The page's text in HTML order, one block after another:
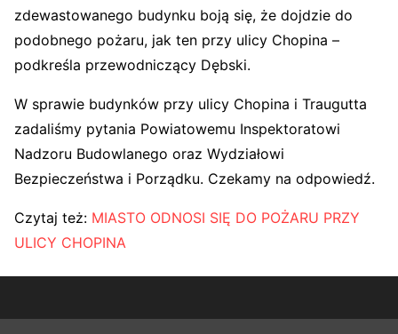
zdewastowanego budynku boją się, że dojdzie do
podobnego pożaru, jak ten przy ulicy Chopina –
podkreśla przewodniczący Dębski.
W sprawie budynków przy ulicy Chopina i Traugutta
zadaliśmy pytania Powiatowemu Inspektoratowi
Nadzoru Budowlanego oraz Wydziałowi
Bezpieczeństwa i Porządku. Czekamy na odpowiedź.
Czytaj też: MIASTO ODNOSI SIĘ DO POŻARU PRZY
ULICY CHOPINA